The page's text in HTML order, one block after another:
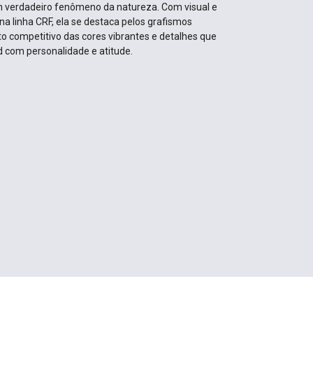
verdadeiro fenômeno da natureza. Com visual e
linha CRF, ela se destaca pelos grafismos
competitivo das cores vibrantes e detalhes que
personalidade e atitude.